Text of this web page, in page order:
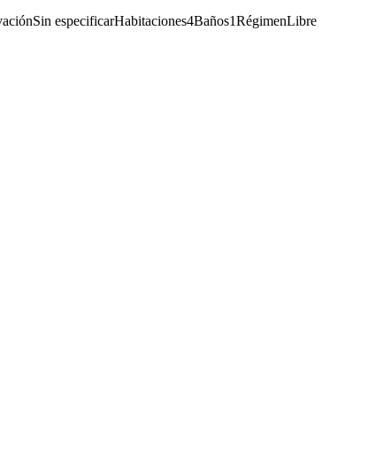
Sin especificarHabitaciones4Baños1RégimenLibre